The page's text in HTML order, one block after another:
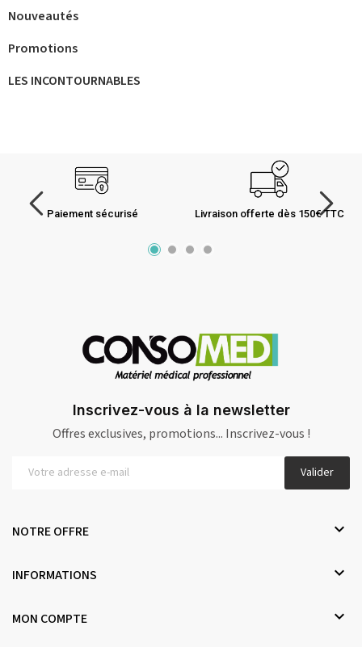
Nouveautés
Promotions
LES INCONTOURNABLES
Paiement sécurisé Livraison offerte dès 150€ TTC
Inscrivez-vous à la newsletter
Offres exclusives, promotions... Inscrivez-vous !
Valider
NOTRE OFFRE 
INFORMATIONS 
MON COMPTE 